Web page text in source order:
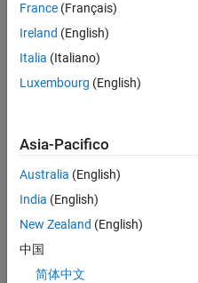
M…
CONTRIBUTI L
1
L
09/16
10/17
11/18
12/19
01/21
02/22
03/23
04/24
05/25
06/26
11/17
01/19
03/20
05/21
07/22
09/23
11/24
01/26
01/18
05/19
09/20
01/22
05/23
09/24
France (Français)
Ireland (English)
Italia (Italiano)
Luxembourg (English)
Asia-Pacifico
Australia (English)
India (English)
New Zealand (English)
中国
简体中文